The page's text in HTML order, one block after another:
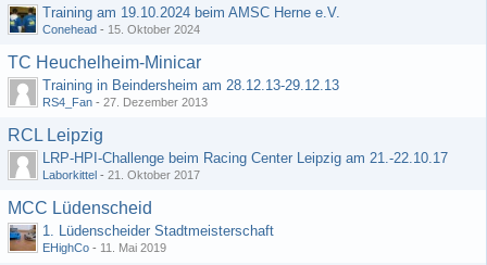
Training am 19.10.2024 beim AMSC Herne e.V.
Conehead - 15. Oktober 2024
TC Heuchelheim-Minicar
Training in Beindersheim am 28.12.13-29.12.13
RS4_Fan - 27. Dezember 2013
RCL Leipzig
LRP-HPI-Challenge beim Racing Center Leipzig am 21.-22.10.17
Laborkittel - 21. Oktober 2017
MCC Lüdenscheid
1. Lüdenscheider Stadtmeisterschaft
EHighCo - 11. Mai 2019